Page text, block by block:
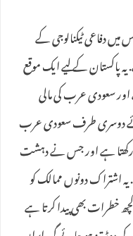
دفاعی ٹیکنالوجی کے
پاکستان کے لیے ایک موقع
سعودی عرب کی مالی
دوسری طرف سعودی عرب
رکھتا ہے اور جس نے دہشت
دونوں ممالک کو
خطرات بھی پیدا کرتا ہے